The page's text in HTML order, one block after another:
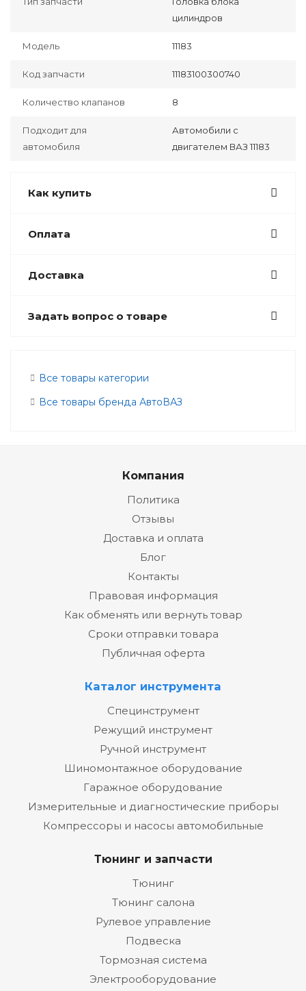
цилиндров
Модель 11183
Код запчасти 11183100300740
Количество клапанов 8
Подходит для
автомобиля
Автомобили с
двигателем ВАЗ 11183
Как купить
Оплата
Доставка
Задать вопрос о товаре
Все товары категории
Все товары бренда АвтоВАЗ
Компания
Политика
Отзывы
Доставка и оплата
Блог
Контакты
Правовая информация
Как обменять или вернуть товар
Сроки отправки товара
Публичная оферта
Каталог инструмента
Специнструмент
Режущий инструмент
Ручной инструмент
Шиномонтажное оборудование
Гаражное оборудование
Измерительные и диагностические приборы
Компрессоры и насосы автомобильные
Тюнинг и запчасти
Тюнинг
Тюнинг салона
Рулевое управление
Подвеска
Тормозная система
Электрооборудование